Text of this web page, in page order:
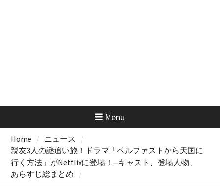
Menu
Home
ニュース
親友3人の謎追い旅！ドラマ「ベルファストから天国に
行く方法」がNetflixに登場！─キャスト、登場人物、
あらすじ総まとめ